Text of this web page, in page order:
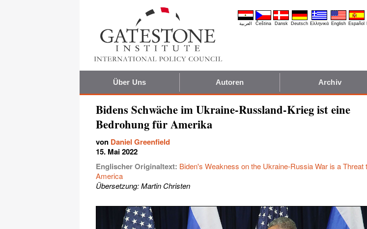
العربية Čeština Dansk Deutsch Ελληνικά English Español
Über Uns Autoren Archiv
Bidens Schwäche im Ukraine-Russland-Krieg ist eine
Bedrohung für Amerika
von Daniel Greenfield
15. Mai 2022
Englischer Originaltext: Biden's Weakness on the Ukraine-Russia War is a Threat
America
Übersetzung: Martin Christen